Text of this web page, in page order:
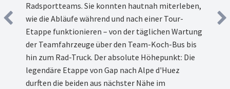
Radsportteams. Sie konnten hautnah miterleben,
wie die Abläufe während und nach einer Tour-
Etappe funktionieren – von der täglichen Wartung
der Teamfahrzeuge über den Team-Koch-Bus bis
hin zum Rad-Truck. Der absolute Höhepunkt: Die
legendäre Etappe von Gap nach Alpe d'Huez
durften die beiden aus nächster Nähe im